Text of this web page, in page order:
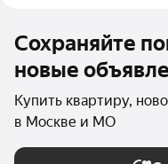
Сохраняйте
новые
Купить квартиру,
в Москве и МО